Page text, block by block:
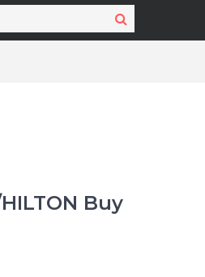
Search
Buy